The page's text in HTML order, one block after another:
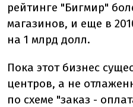
рейтинге "Бигмир"
магазинов, и еще в
на 1 млрд долл.
Пока этот бизнес
центров, а не
по схеме "заказ -